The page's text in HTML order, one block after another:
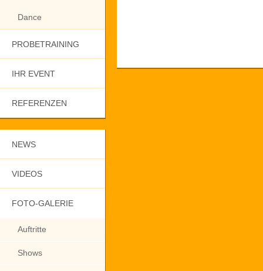
Dance
PROBETRAINING
IHR EVENT
REFERENZEN
NEWS
VIDEOS
FOTO-GALERIE
Auftritte
Shows